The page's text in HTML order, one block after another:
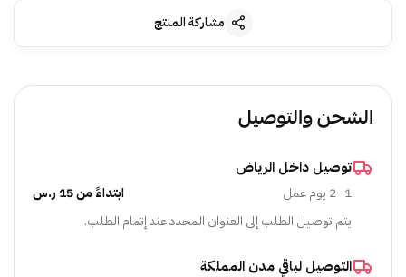
مشاركة المنتج
الشحن والتوصيل
توصيل داخل الرياض
1–2 يوم عمل
ابتداءً من 15 ر.س
يتم توصيل الطلب إلى العنوان المحدد عند إتمام الطلب.
التوصيل لباقي مدن المملكة